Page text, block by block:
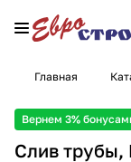
Главная
Вернем 3%
Слив